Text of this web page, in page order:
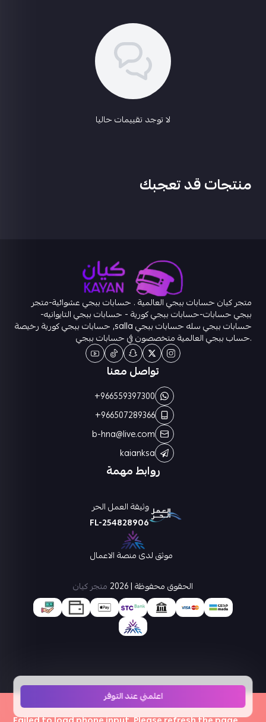
اعلمني عند التوفر
لا توجد تقييمات حاليا
منتجات قد تعجبك
متجر كيان حسابات ببجي العالمية . حسابات ببجي عشوائية-متجر
ببجي حسابات-حسابات ببجي كورية - حسابات ببجي التايوانيه-
حسابات ببجي سله حسابات ببجي salla, حسابات ببجي كورية رخيصة
.حساب ببجي العالمية متخصصون في حسابات ببجي
روابط مهمة
تواصل معنا
+966559397300
+966507289366
b-hna@live.com
kaianksa
وثيقة العمل الحر
FL-254828906
موثق لدى منصة الاعمال
الحقوق محفوظة | 2026
متجر كيان